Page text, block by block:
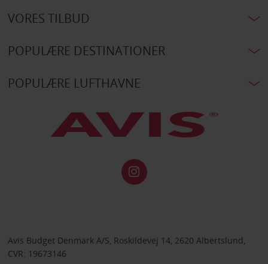
VORES TILBUD
POPULÆRE DESTINATIONER
POPULÆRE LUFTHAVNE
Avis Budget Denmark A/S, Roskildevej 14, 2620 Albertslund,
CVR: 19673146